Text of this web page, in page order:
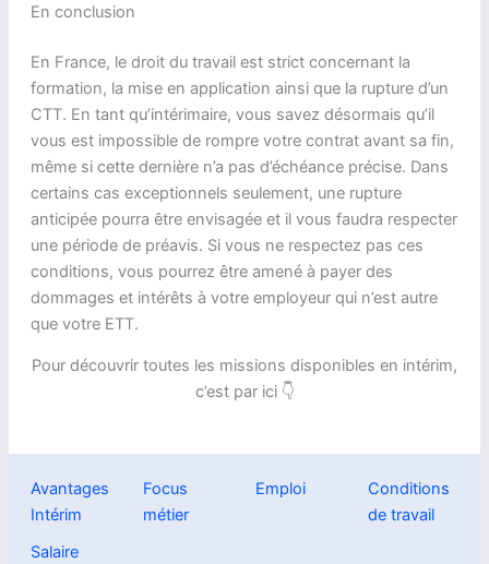
En conclusion
En France, le droit du travail est strict concernant la
formation, la mise en application ainsi que la rupture d’un
CTT. En tant qu’intérimaire, vous savez désormais qu’il
vous est impossible de rompre votre contrat avant sa fin,
même si cette dernière n’a pas d’échéance précise. Dans
certains cas exceptionnels seulement, une rupture
anticipée pourra être envisagée et il vous faudra respecter
une période de préavis. Si vous ne respectez pas ces
conditions, vous pourrez être amené à payer des
dommages et intérêts à votre employeur qui n’est autre
que votre ETT.
Pour découvrir toutes les missions disponibles en intérim,
c’est par ici 👇
Avantages
Intérim
Focus
métier
Emploi
Conditions
de travail
Salaire